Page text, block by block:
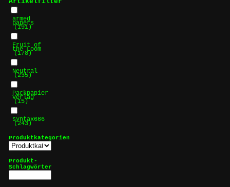
armed
papers
(191)
Fruit of
the Loom
(178)
Neutral
(235)
Packpapier
Verlag
(15)
syntax666
(243)
Produktkategorien
Produkt-
Schlagwörter